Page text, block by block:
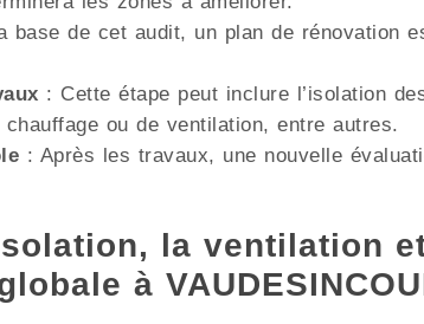
base de cet audit, un plan de rénovation
: Cette étape peut inclure l’isolation
ou de ventilation, entre autres.
: Après les travaux, une nouvelle
la ventilation
à